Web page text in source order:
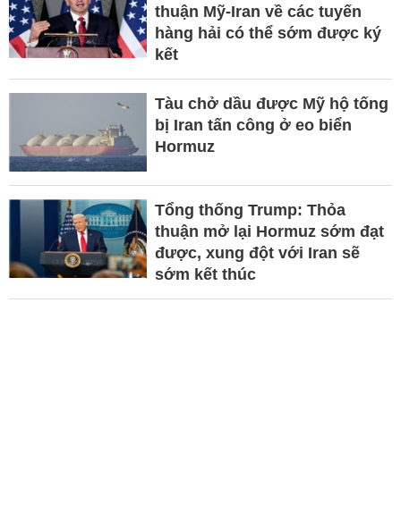
thuận Mỹ-Iran về các tuyến
hàng hải có thể sớm được ký
kết
Tàu chở dầu được Mỹ hộ tống
bị Iran tấn công ở eo biển
Hormuz
Tổng thống Trump: Thỏa
thuận mở lại Hormuz sớm đạt
được, xung đột với Iran sẽ
sớm kết thúc